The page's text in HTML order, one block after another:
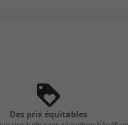
Des prix équitables